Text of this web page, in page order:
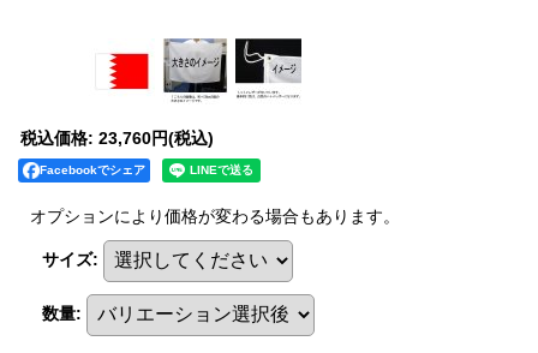
税込価格: 23,760円(税込)
Facebookでシェア
オプションにより価格が変わる場合もあります。
サイズ:
数量: